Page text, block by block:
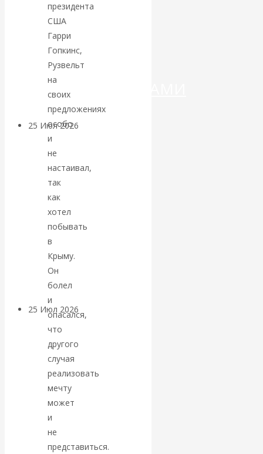
ДЕНЕГ»: КИТАЙ
ВЕДЁТ БОРЬБУ
КРИПТОВАЛЮТАМИ
25 Июл 2026
Валентин
КАтасонов.
Может ли
Америка
покинуть НАТО?
25 Июл 2026
«Об этом
молчат»:
экономист
Валентин
президента
США
Гарри
Гопкинс,
Рузвельт
на
своих
предложениях
особо
и
не
настаивал,
так
как
хотел
побывать
в
Крыму.
Он
болел
и
опасался,
что
другого
случая
реализовать
мечту
может
и
не
представиться.